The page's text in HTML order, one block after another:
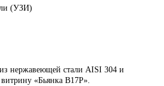
(УЗИ)
нержавеющей стали AISI 304 и
«Бьянка В17Р».